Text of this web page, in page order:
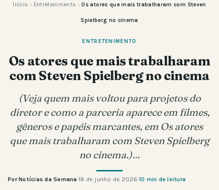
Início › Entretenimento › Os atores que mais trabalharam com Steven
Spielberg no cinema
ENTRETENIMENTO
Os atores que mais trabalharam
com Steven Spielberg no cinema
(Veja quem mais voltou para projetos do
diretor e como a parceria aparece em filmes,
gêneros e papéis marcantes, em Os atores
que mais trabalharam com Steven Spielberg
no cinema.)…
Por Notícias da Semana·18 de junho de 2026·10 min de leitura